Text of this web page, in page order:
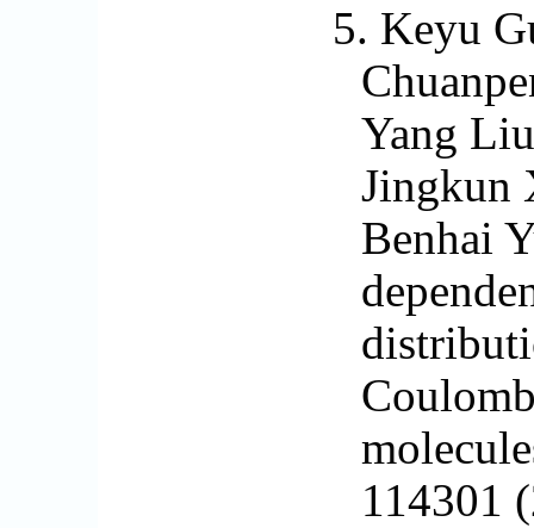
5. Keyu
Yang
Jingkun
Benhai
114301